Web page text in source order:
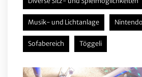
Musik- und Lichtanlage
Sofabereich Töggeli